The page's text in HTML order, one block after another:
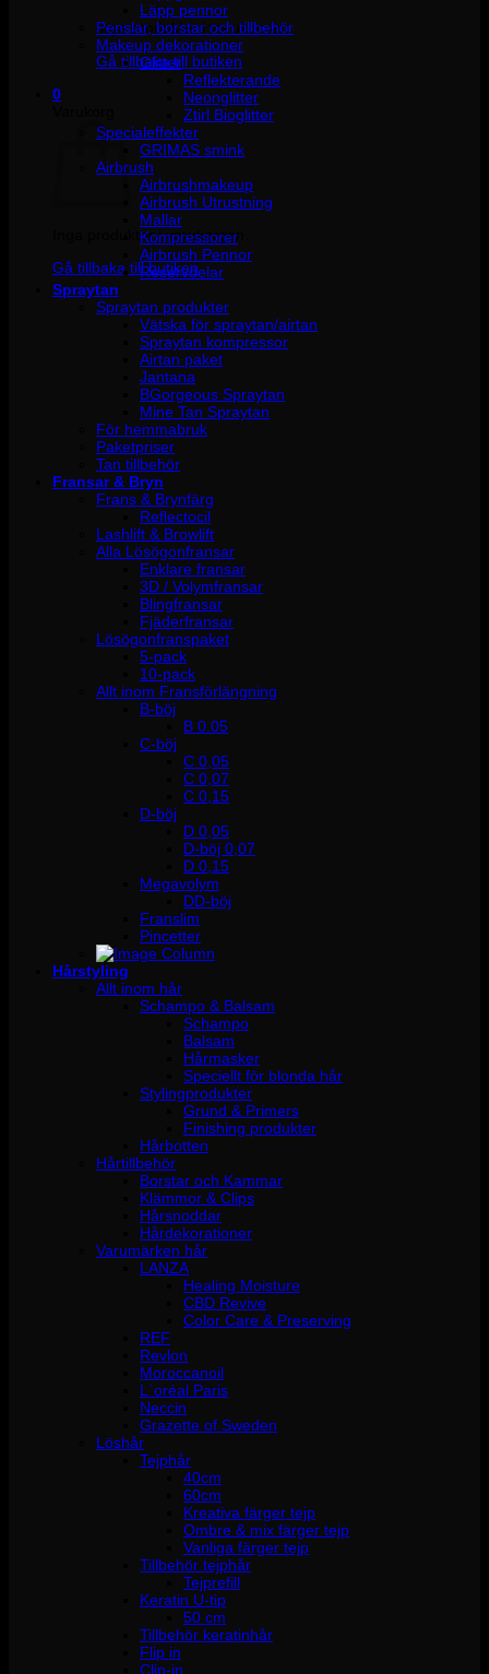
Inga produkter i varukorgen.
Gå tillbaka till butiken
0
Inga produkter i varukorgen.
Gå tillbaka till butiken
Läpp pennor
Penslar, borstar och tillbehör
Makeup dekorationer
Glitter
Reflekterande
Neonglitter
Ztirl Bioglitter
Specialeffekter
GRIMAS smink
Airbrush
Airbrushmakeup
Airbrush Utrustning
Mallar
Kompressorer
Airbrush Pennor
Reservdelar
Spraytan
Spraytan produkter
Vätska för spraytan/airtan
Spraytan kompressor
Airtan paket
Jantana
BGorgeous Spraytan
Mine Tan Spraytan
För hemmabruk
Paketpriser
Tan tillbehör
Fransar & Bryn
Frans & Brynfärg
Reflectocil
Lashlift & Browlift
Alla Lösögonfransar
Enklare fransar
3D / Volymfransar
Blingfransar
Fjäderfransar
Lösögonfranspaket
5-pack
10-pack
Allt inom Fransförlängning
B-böj
B 0.05
C-böj
C 0,05
C 0,07
C 0,15
D-böj
D 0,05
D-böj 0,07
D 0,15
Megavolym
DD-böj
Franslim
Pincetter
Hårstyling
Allt inom hår
Schampo & Balsam
Schampo
Balsam
Hårmasker
Speciellt för blonda hår
Stylingprodukter
Grund & Primers
Finishing produkter
Hårbotten
Hårtillbehör
Borstar och Kammar
Klämmor & Clips
Hårsnoddar
Hårdekorationer
Varumärken hår
LANZA
Healing Moisture
CBD Revive
Color Care & Preserving
REF
Revlon
Moroccanoil
L´oréal Paris
Neccin
Grazette of Sweden
Löshår
Tejphår
40cm
60cm
Kreativa färger tejp
Ombre & mix färger tejp
Vanliga färger tejp
Tillbehör tejphår
Tejprefill
Keratin U-tip
50 cm
Tillbehör keratinhår
Flip in
Clip-in